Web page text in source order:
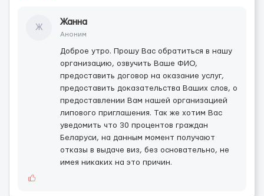
Ж
Жанна
Аноним
Доброе утро. Прошу Вас обратиться в нашу
организацию, озвучить Ваше ФИО,
предоставить договор на оказание услуг,
предоставить доказательства Ваших слов, о
предоставлении Вам нашей организацией
липового приглашения. Так же хотим Вас
уведомить что 30 процентов граждан
Беларуси, на данным момент получают
отказы в выдаче виз, без основательно, не
имея никаких на это причин.